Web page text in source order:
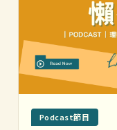
Podcast節目